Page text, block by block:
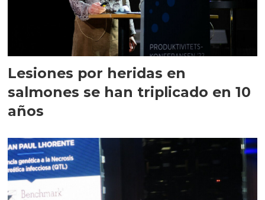
Lesiones por heridas en
salmones se han triplicado en 10
años